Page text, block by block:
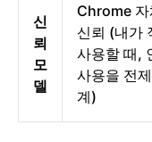
신
뢰
모
델
Chrome 자
신뢰 (내가
사용할 때,
사용을 전
계)